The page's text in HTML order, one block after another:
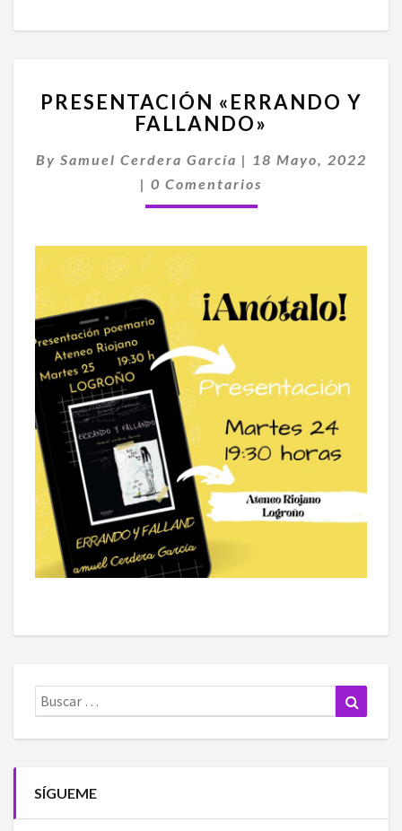
«ERRANDO
Y
PRESENTACIÓN «ERRANDO Y
FALLANDO»
By Samuel Cerdera García | 18 Mayo, 2022
| Comentarios
0 Comentarios
Buscar:
SÍGUEME